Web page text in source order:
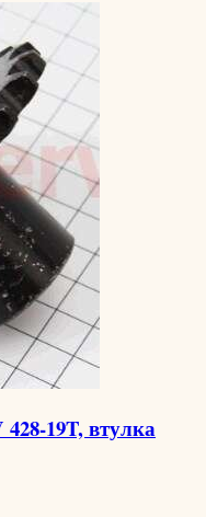
428-19T, втулка